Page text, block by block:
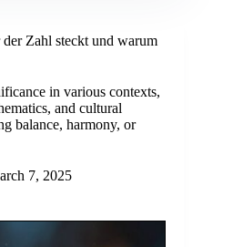
Zahl steckt und warum
in various contexts,
and cultural
balance, harmony, or
7, 2025